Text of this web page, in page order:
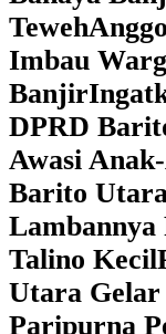
Teweh
Imbau
Banjir
DPRD
Awasi
Barito
Lambannya
Talino Kecil
Utara Gelar
Paripurna